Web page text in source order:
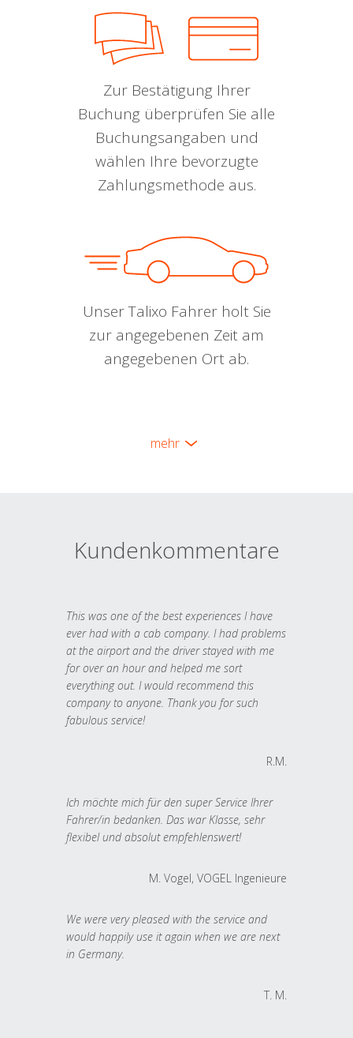
Zur Bestätigung Ihrer
Buchung überprüfen Sie alle
Buchungsangaben und
wählen Ihre bevorzugte
Zahlungsmethode aus.
Unser Talixo Fahrer holt Sie
zur angegebenen Zeit am
angegebenen Ort ab.
mehr
Kundenkommentare
This was one of the best experiences I have
ever had with a cab company. I had problems
at the airport and the driver stayed with me
for over an hour and helped me sort
everything out. I would recommend this
company to anyone. Thank you for such
fabulous service!
R.M.
Ich möchte mich für den super Service Ihrer
Fahrer/in bedanken. Das war Klasse, sehr
flexibel und absolut empfehlenswert!
M. Vogel, VOGEL Ingenieure
We were very pleased with the service and
would happily use it again when we are next
in Germany.
T. M.